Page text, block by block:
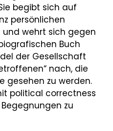
begibt sich auf
persönlichen
wehrt sich gegen
Buch
der Gesellschaft
nach, die
gesehen zu werden.
political correctness
zu